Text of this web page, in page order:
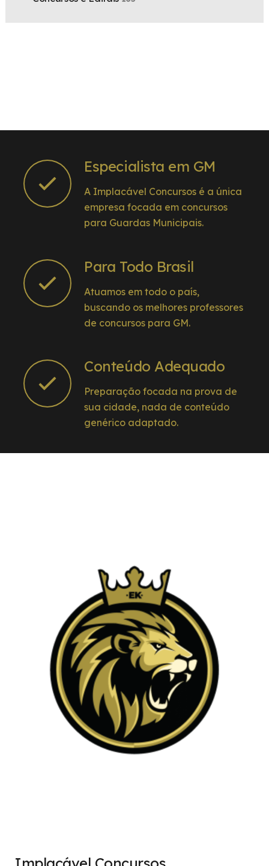
Especialista em GM
A Implacável Concursos é a única
empresa focada em concursos
para Guardas Municipais.
Para Todo Brasil
Atuamos em todo o país,
buscando os melhores professores
de concursos para GM.
Conteúdo Adequado
Preparação focada na prova de
sua cidade, nada de conteúdo
genérico adaptado.